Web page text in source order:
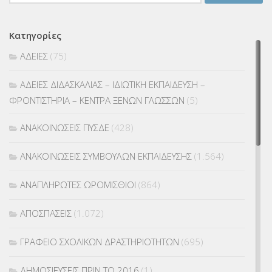
Κατηγορίες
ΑΔΕΙΕΣ (75)
ΑΔΕΙΕΣ ΔΙΔΑΣΚΑΛΙΑΣ – ΙΔΙΩΤΙΚΗ ΕΚΠΑΙΔΕΥΣΗ –
ΦΡΟΝΤΙΣΤΗΡΙΑ – ΚΕΝΤΡΑ ΞΕΝΩΝ ΓΛΩΣΣΩΝ (5)
ΑΝΑΚΟΙΝΩΣΕΙΣ ΠΥΣΔΕ (428)
ΑΝΑΚΟΙΝΩΣΕΙΣ ΣΥΜΒΟΥΛΩΝ ΕΚΠΑΙΔΕΥΣΗΣ (1.564)
ΑΝΑΠΛΗΡΩΤΕΣ ΩΡΟΜΙΣΘΙΟΙ (864)
ΑΠΟΣΠΑΣΕΙΣ (1.072)
ΓΡΑΦΕΙΟ ΣΧΟΛΙΚΩΝ ΔΡΑΣΤΗΡΙΟΤΗΤΩΝ (695)